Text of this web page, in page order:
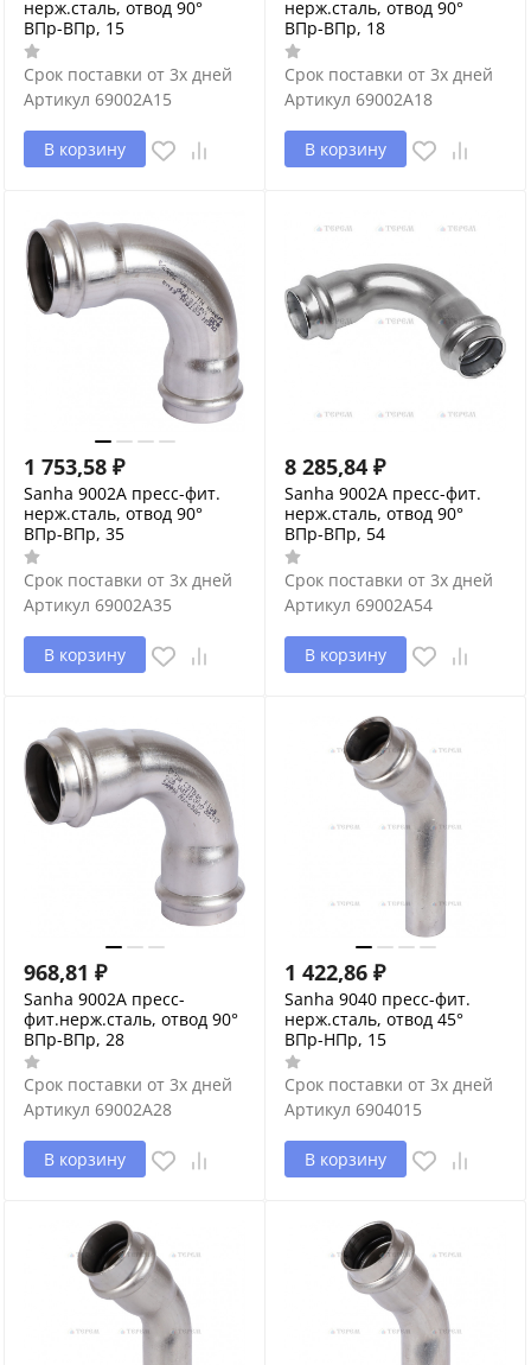
нерж.сталь, отвод 90°
ВПр-ВПр, 15
Срок поставки от 3х дней
Артикул 69002A15
В корзину
нерж.сталь, отвод 90°
ВПр-ВПр, 18
Срок поставки от 3х дней
Артикул 69002A18
В корзину
1 753,58 ₽
Sanha 9002A пресс-фит.
нерж.сталь, отвод 90°
ВПр-ВПр, 35
Срок поставки от 3х дней
Артикул 69002A35
В корзину
8 285,84 ₽
Sanha 9002A пресс-фит.
нерж.сталь, отвод 90°
ВПр-ВПр, 54
Срок поставки от 3х дней
Артикул 69002A54
В корзину
968,81 ₽
Sanha 9002A пресс-
фит.нерж.сталь, отвод 90°
ВПр-ВПр, 28
Срок поставки от 3х дней
Артикул 69002A28
В корзину
1 422,86 ₽
Sanha 9040 пресс-фит.
нерж.сталь, отвод 45°
ВПр-НПр, 15
Срок поставки от 3х дней
Артикул 6904015
В корзину